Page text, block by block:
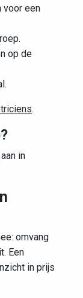
voor een
op de
.
aan in
omvang
Een
in prijs